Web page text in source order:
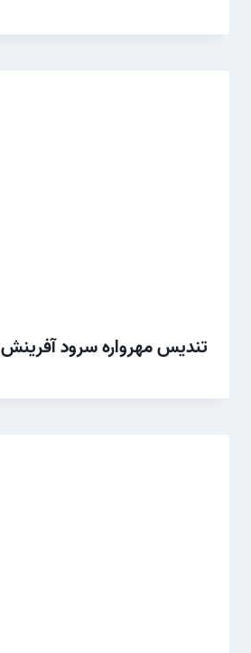
تندیس مهرواره سرود آفرینش